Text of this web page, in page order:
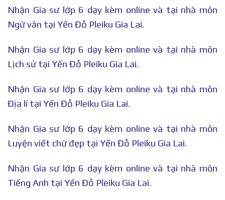
Nhận Gia sư lớp 6 dạy kèm online và tại nhà môn
Ngữ văn tại Yến Đỗ Pleiku Gia Lai.
Nhận Gia sư lớp 6 dạy kèm online và tại nhà môn
Lịch sử tại Yến Đỗ Pleiku Gia Lai.
Nhận Gia sư lớp 6 dạy kèm online và tại nhà môn
Địa lí tại Yến Đỗ Pleiku Gia Lai.
Nhận Gia sư lớp 6 dạy kèm online và tại nhà môn
Luyện viết chữ đẹp tại Yến Đỗ Pleiku Gia Lai.
Nhận Gia sư lớp 6 dạy kèm online và tại nhà môn
Tiếng Anh tại Yến Đỗ Pleiku Gia Lai.